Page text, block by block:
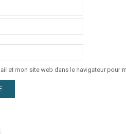
et mon site web dans le navigateur pour